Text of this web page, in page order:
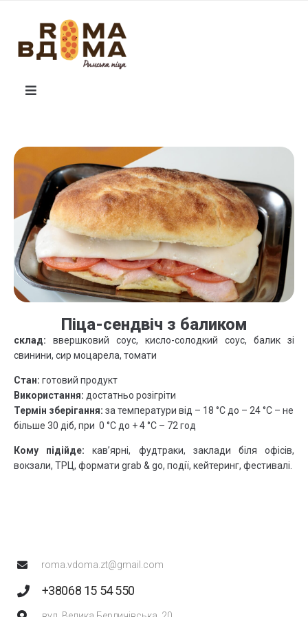
Піца-сендвіч з баликом
склад: ввершковий соус, кисло-солодкий соус, балик зі
свинини, сир моцарела, томати
Стан: готовий продукт
Використання: достатньо розігріти
Термін зберігання: за температури від – 18 °C до – 24 °C – не
більше 30 діб, при 0 °C до + 4 °C – 72 год
Кому підійде: кав’ярні, фудтраки, заклади біля офісів,
вокзали, ТРЦ, формати grab & go, події, кейтеринг, фестивалі.
roma.vdoma.zt@gmail.com
+38068 15 54 550